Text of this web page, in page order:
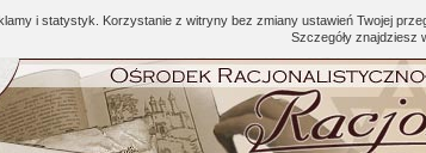
i statystyk. Korzystanie z witryny bez zmiany ustawień Twojej
Szczegóły znajdziesz